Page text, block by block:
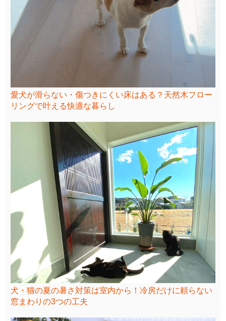
愛犬が滑らない・傷つきにくい床はある？天然木フロー
リングで叶える快適な暮らし
犬・猫の夏の暑さ対策は室内から！冷房だけに頼らない
窓まわりの3つの工夫